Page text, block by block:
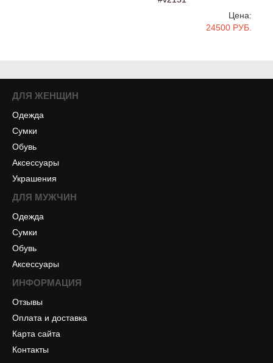
Цена:
24500 РУБ.
ДЛЯ ЖЕНЩИН
Одежда
Сумки
Обувь
Аксессуары
Украшения
ДЛЯ МУЖЧИН
Одежда
Сумки
Обувь
Аксессуары
ИНФОРМАЦИЯ
Отзывы
Оплата и доставка
Карта сайта
Контакты